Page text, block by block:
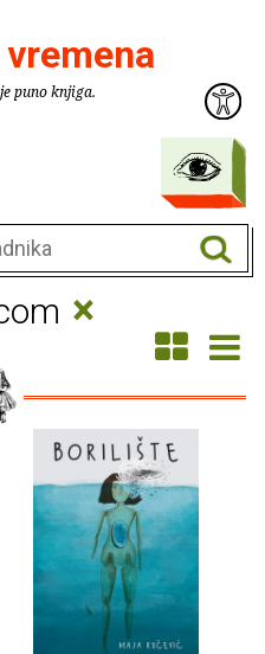
puno knjiga.
×